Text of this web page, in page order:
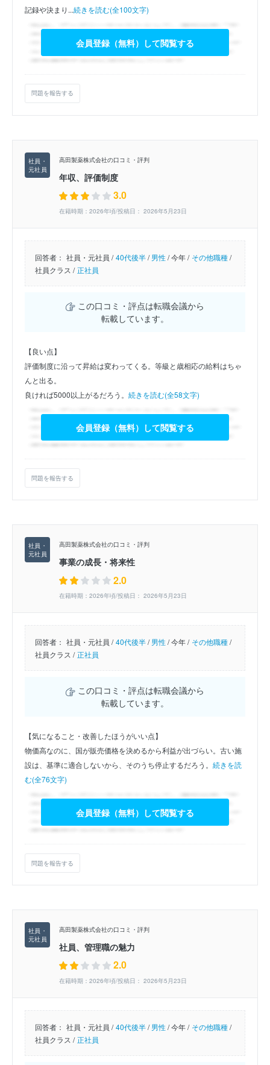
記録や決まり...続きを読む(全100文字)
会員登録（無料）して閲覧する
問題を報告する
高田製薬株式会社の口コミ・評判
年収、評価制度
3.0
在籍時期：2026年頃/投稿日： 2026年5月23日
回答者： 社員・元社員 / 40代後半/男性/今年 / その他職種/
社員クラス / 正社員
この口コミ・評点は転職会議から
転載しています。
【良い点】
評価制度に沿って昇給は変わってくる。等級と歳相応の給料はちゃ
んと出る。
良ければ5000以上がるだろう。 続きを読む(全58文字)
会員登録（無料）して閲覧する
問題を報告する
高田製薬株式会社の口コミ・評判
事業の成長・将来性
2.0
在籍時期：2026年頃/投稿日： 2026年5月23日
回答者： 社員・元社員 / 40代後半/男性/今年 / その他職種/
社員クラス / 正社員
この口コミ・評点は転職会議から
転載しています。
【気になること・改善したほうがいい点】
物価高なのに、国が販売価格を決めるから利益が出づらい。古い施
設は、基準に適合しないから、そのうち停止するだろう。 続きを読
む(全76文字)
会員登録（無料）して閲覧する
問題を報告する
高田製薬株式会社の口コミ・評判
社員、管理職の魅力
2.0
在籍時期：2026年頃/投稿日： 2026年5月23日
回答者： 社員・元社員 / 40代後半/男性/今年 / その他職種/
社員クラス / 正社員